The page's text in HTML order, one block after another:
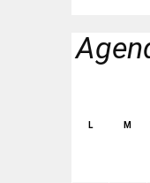
L M